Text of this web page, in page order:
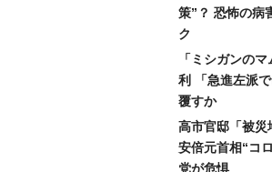
策”？ 恐怖の病
ク
「ミシガンの
利 「急進左派
覆すか
高市官邸「被災
安倍元首相“コ
党が危惧